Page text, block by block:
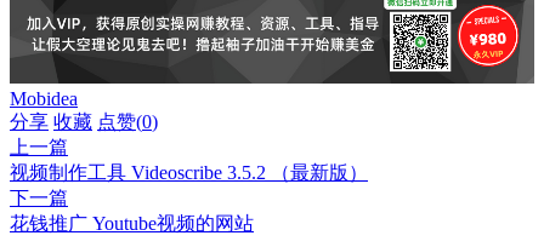
Mobidea
分享 收藏 点赞(0)
上一篇
视频制作工具 Videoscribe 3.5.2 （最新版）
下一篇
花钱推广 Youtube视频的网站